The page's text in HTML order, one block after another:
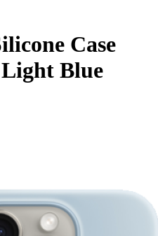
Case
Blue